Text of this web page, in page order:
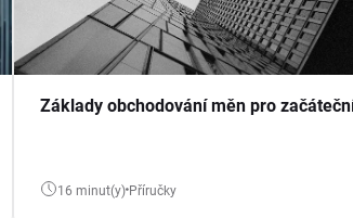
Základy obchodování měn pro
16 minut(y) Příručky